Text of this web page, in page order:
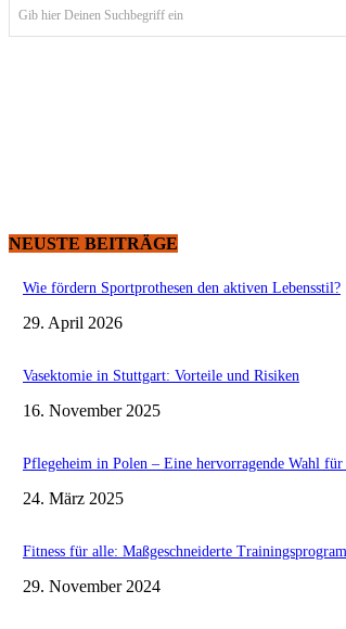
Gib hier Deinen Suchbegriff ein
NEUSTE BEITRÄGE
Wie fördern Sportprothesen den aktiven Lebensstil?
29. April 2026
Vasektomie in Stuttgart: Vorteile und Risiken
16. November 2025
Pflegeheim in Polen – Eine hervorragende Wahl für
24. März 2025
Fitness für alle: Maßgeschneiderte
29. November 2024